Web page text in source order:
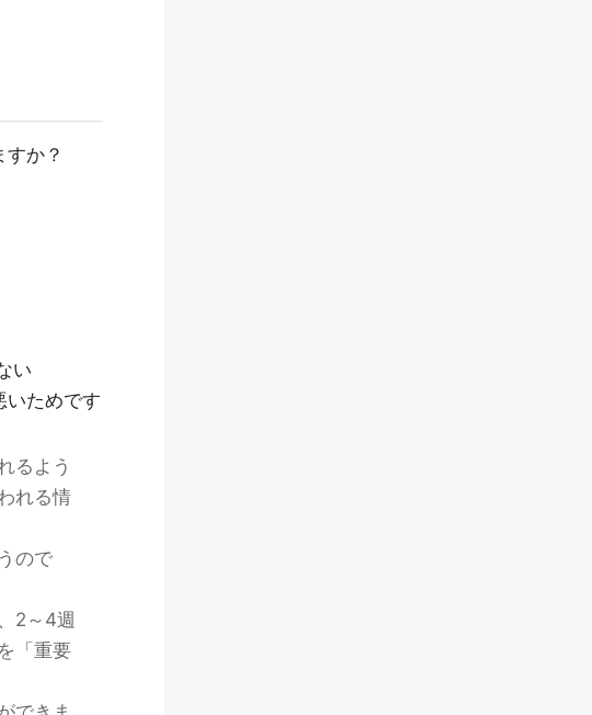
か？
い
いためです
るよう
れる情
ので
2～4週
「重要